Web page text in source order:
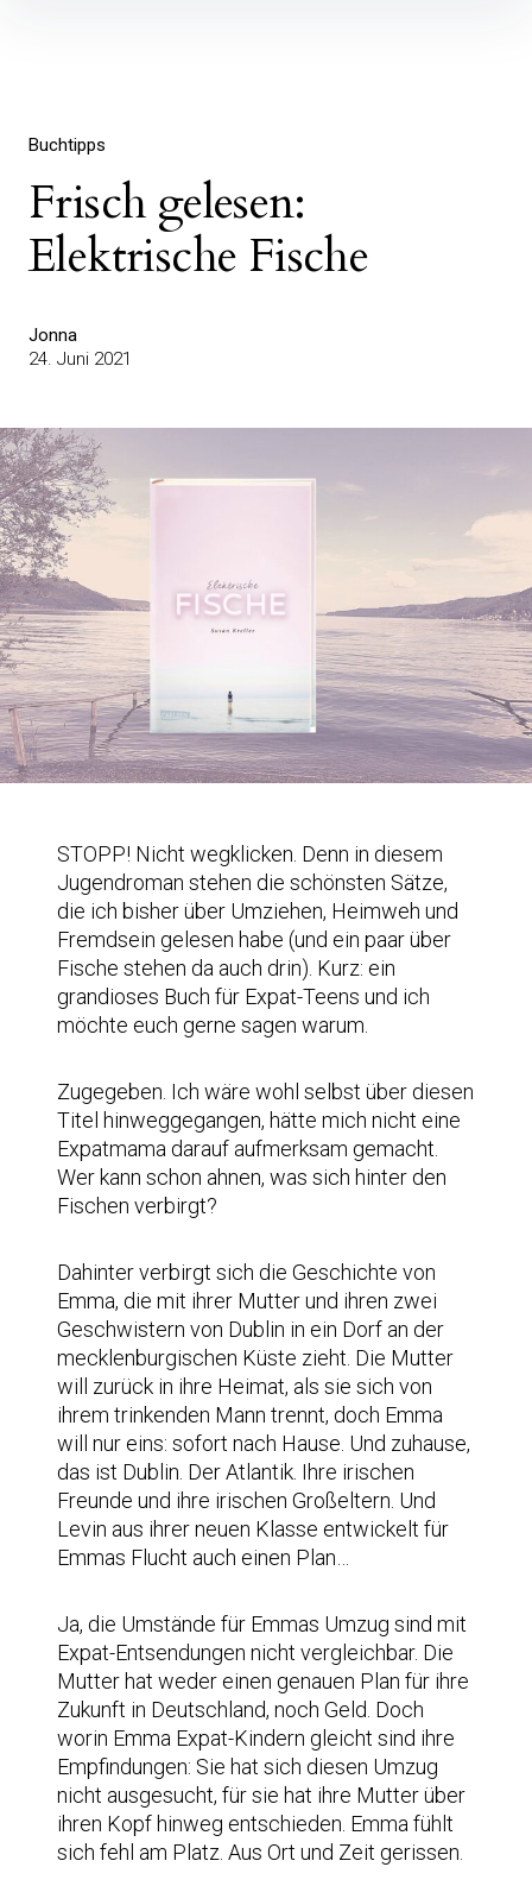
Buchtipps
Frisch gelesen:
Elektrische Fische
Jonna
24. Juni 2021
STOPP! Nicht wegklicken. Denn in diesem
Jugendroman stehen die schönsten Sätze,
die ich bisher über Umziehen, Heimweh und
Fremdsein gelesen habe (und ein paar über
Fische stehen da auch drin). Kurz: ein
grandioses Buch für Expat-Teens und ich
möchte euch gerne sagen warum.
Zugegeben. Ich wäre wohl selbst über diesen
Titel hinweggegangen, hätte mich nicht eine
Expatmama darauf aufmerksam gemacht.
Wer kann schon ahnen, was sich hinter den
Fischen verbirgt?
Dahinter verbirgt sich die Geschichte von
Emma, die mit ihrer Mutter und ihren zwei
Geschwistern von Dublin in ein Dorf an der
mecklenburgischen Küste zieht. Die Mutter
will zurück in ihre Heimat, als sie sich von
ihrem trinkenden Mann trennt, doch Emma
will nur eins: sofort nach Hause. Und zuhause,
das ist Dublin. Der Atlantik. Ihre irischen
Freunde und ihre irischen Großeltern. Und
Levin aus ihrer neuen Klasse entwickelt für
Emmas Flucht auch einen Plan…
Ja, die Umstände für Emmas Umzug sind mit
Expat-Entsendungen nicht vergleichbar. Die
Mutter hat weder einen genauen Plan für ihre
Zukunft in Deutschland, noch Geld. Doch
worin Emma Expat-Kindern gleicht sind ihre
Empfindungen: Sie hat sich diesen Umzug
nicht ausgesucht, für sie hat ihre Mutter über
ihren Kopf hinweg entschieden. Emma fühlt
sich fehl am Platz. Aus Ort und Zeit gerissen.